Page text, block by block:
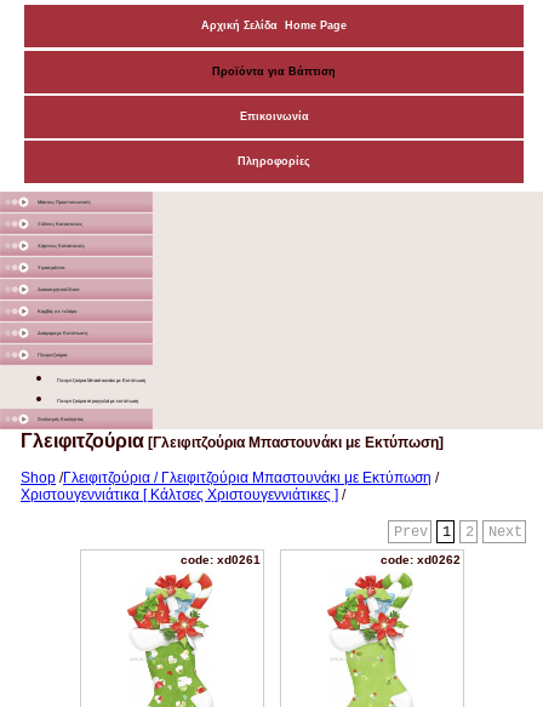
Αρχική Σελίδα Home Page
Προϊόντα για Βάπτιση
Επικοινωνία
Πληροφορίες
Μάσκες Προστατευτικές
Ξύλινες Κατασκευές
Χάρτινες Κατασκευές
Υφασμάτινα
Διακοσμητικά Σταντ
Καμβάς σε τελάρο
Διάφορα με Εκτύπωση
Γλειφιτζούρια
Γλειφιτζούρια Μπαστουνάκι με Εκτύπωση
Γλειφιτζούρια στρογγυλά με εκτύπωση
Στολισμός Εκκλησίας
Γλειφιτζούρια [Γλειφιτζούρια Μπαστουνάκι με Εκτύπωση]
Shop /Γλειφιτζούρια / Γλειφιτζούρια Μπαστουνάκι με Εκτύπωση /
Χριστουγεννιάτικα [ Κάλτσες Χριστουγεννιάτικες ] /
Next
2
1
Prev
code: xd0261 code: xd0262